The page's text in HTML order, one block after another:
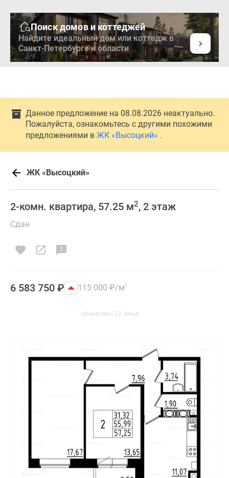
Поиск домов и коттеджей
Найдите идеальный дом или коттедж в
Санкт-Петербурге и области
Данное предложение на 08.08.2026 неактуально.
Пожалуйста, ознакомьтесь с другими похожими
предложениями в ЖК «Высоцкий» .
ЖК «Высоцкий»
2-комн. квартира, 57.25 м2, 2 этаж
Сдан
6 583 750 ₽ 115 000 ₽/м2
обновлено 22 июня